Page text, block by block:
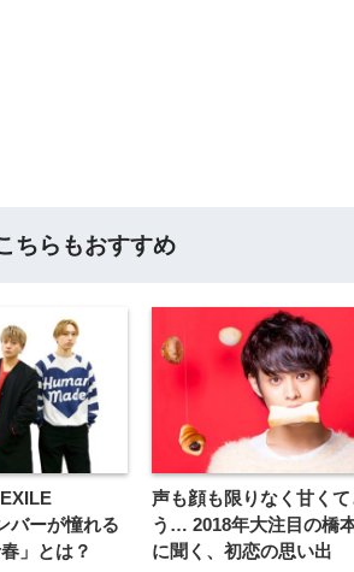
ちらもおすすめ
バーが憧れる
」とは？
声も顔も限りなく甘く
う… 2018年大注目の橋
に聞く、初恋の思い出